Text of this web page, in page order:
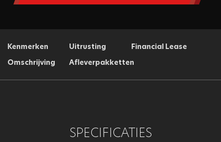
Kenmerken Uitrusting
Financial Lease
Omschrijving
Afleverpakketten
SPECIFICATIES